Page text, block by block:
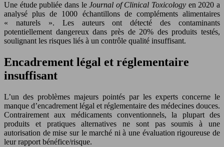
Une étude publiée dans leJournal of Clinical Toxicology en 2020 a
analysé plus de 1000 échantillons de compléments alimentaires
« naturels ». Les auteurs ont détecté des contaminants
potentiellement dangereux dans près de 20% des produits testés,
soulignant les risques liés à un contrôle qualité insuffisant.
Encadrement légal et réglementaire
insuffisant
L’un des problèmes majeurs pointés par les experts concerne le
manque d’encadrement légal et réglementaire des médecines douces.
Contrairement aux médicaments conventionnels, la plupart des
produits et pratiques alternatives ne sont pas soumis à une
autorisation de mise sur le marché ni à une évaluation rigoureuse de
leur rapport bénéfice/risque.